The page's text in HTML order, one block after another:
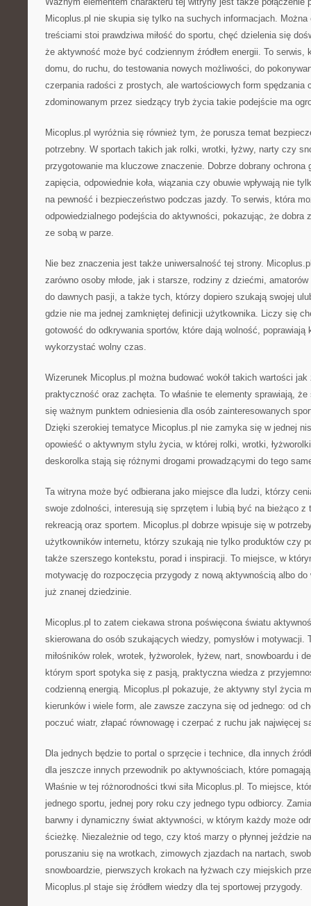
Micoplus.pl nie skupia się tylko na suchych informacjach.
treściami stoi prawdziwa miłość do sportu, chęć dzielenia się
że aktywność może być codziennym źródłem energii. To serwis,
domu, do ruchu, do testowania nowych możliwości, do
czerpania radości z prostych, ale wartościowych form spędzania
zdominowanym przez siedzący tryb życia takie podejście ma
Micoplus.pl wyróżnia się również tym, że porusza temat
potrzebny. W sportach takich jak rolki, wrotki, łyżwy, narty czy
przygotowanie ma kluczowe znaczenie. Dobrze dobrany ochrona
zapięcia, odpowiednie koła, wiązania czy obuwie wpływają nie
na pewność i bezpieczeństwo podczas jazdy. To serwis, która
odpowiedzialnego podejścia do aktywności, pokazując, że dobra
ze sobą w parze.
Nie bez znaczenia jest także uniwersalność tej strony.
zarówno osoby młode, jak i starsze, rodziny z dziećmi,
do dawnych pasji, a także tych, którzy dopiero szukają swojej
gdzie nie ma jednej zamkniętej definicji użytkownika. Liczy się
gotowość do odkrywania sportów, które dają wolność, poprawiają
wykorzystać wolny czas.
Wizerunek Micoplus.pl można budować wokół takich wartości jak
praktyczność oraz zachęta. To właśnie te elementy sprawiają,
się ważnym punktem odniesienia dla osób zainteresowanych
Dzięki szerokiej tematyce Micoplus.pl nie zamyka się w jednej
opowieść o aktywnym stylu życia, w której rolki, wrotki,
deskorolka stają się różnymi drogami prowadzącymi do tego
Ta witryna może być odbierana jako miejsce dla ludzi, którzy
swoje zdolności, interesują się sprzętem i lubią być na bieżąco z
rekreacją oraz sportem. Micoplus.pl dobrze wpisuje się w
użytkowników internetu, którzy szukają nie tylko produktów czy
także szerszego kontekstu, porad i inspiracji. To miejsce, w
motywację do rozpoczęcia przygody z nową aktywnością albo
już znanej dziedzinie.
Micoplus.pl to zatem ciekawa strona poświęcona światu
skierowana do osób szukających wiedzy, pomysłów i motywacji.
miłośników rolek, wrotek, łyżworolek, łyżew, nart, snowboardu i
którym sport spotyka się z pasją, praktyczna wiedza z
codzienną energią. Micoplus.pl pokazuje, że aktywny styl życia
kierunków i wiele form, ale zawsze zaczyna się od jednego: od
poczuć wiatr, złapać równowagę i czerpać z ruchu jak najwięcej
Dla jednych będzie to portal o sprzęcie i technice, dla innych
dla jeszcze innych przewodnik po aktywnościach, które
Właśnie w tej różnorodności tkwi siła Micoplus.pl. To miejsce,
jednego sportu, jednej pory roku czy jednego typu odbiorcy.
barwny i dynamiczny świat aktywności, w którym każdy może
ścieżkę. Niezależnie od tego, czy ktoś marzy o płynnej jeździe
poruszaniu się na wrotkach, zimowych zjazdach na nartach,
snowboardzie, pierwszych krokach na łyżwach czy miejskich
Micoplus.pl staje się źródłem wiedzy dla tej sportowej przygody.